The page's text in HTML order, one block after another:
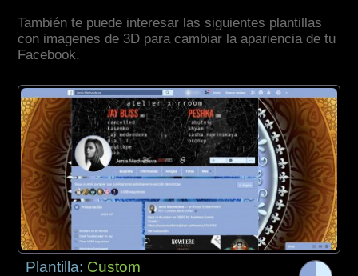
También te puede interesar las siguientes plantillas
con imagenes de 3D para cambiar la apariencia de tu
Facebook.
Plantilla: Custom